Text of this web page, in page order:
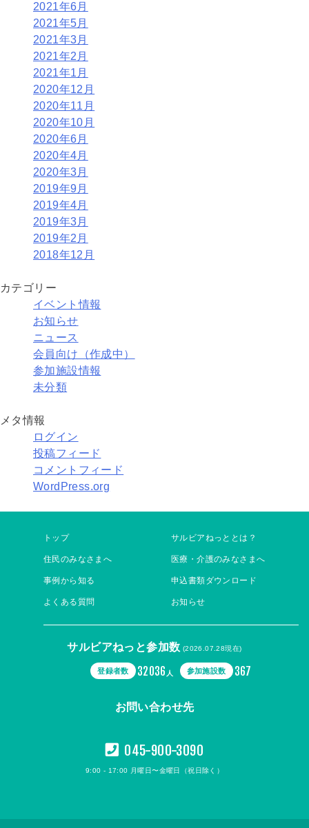
2021年6月
2021年5月
2021年3月
2021年2月
2021年1月
2020年12月
2020年11月
2020年10月
2020年6月
2020年4月
2020年3月
2019年9月
2019年4月
2019年3月
2019年2月
2018年12月
カテゴリー
イベント情報
お知らせ
ニュース
会員向け（作成中）
参加施設情報
未分類
メタ情報
ログイン
投稿フィード
コメントフィード
WordPress.org
トップ サルビアねっととは？
住民のみなさまへ 医療・介護のみなさまへ
事例から知る 申込書類ダウンロード
よくある質問 お知らせ
サルビアねっと参加数 (2026.07.28現在)
登録者数 32036 人 参加施設数 367
お問い合わせ先
045-900-3090
9:00 - 17:00 月曜日〜金曜日（祝日除く）